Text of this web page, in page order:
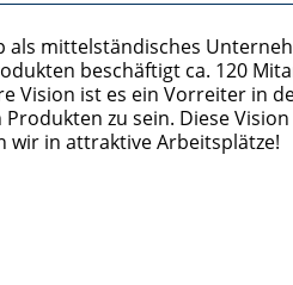
als mittelständisches
beschäftigt ca. 120
Vision ist es ein Vorreiter in
zu sein. Diese
wir in attraktive Arbeitsplätze!